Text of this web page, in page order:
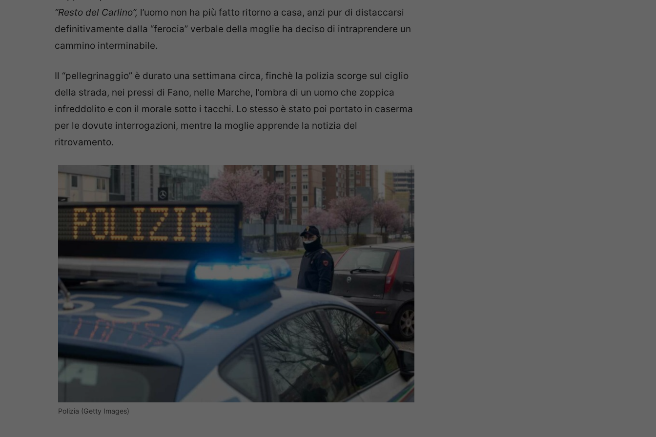
“Resto del Carlino”, l’uomo non ha più fatto ritorno a casa, anzi pur di distaccarsi
definitivamente dalla “ferocia” verbale della moglie ha deciso di intraprendere un
cammino interminabile.
Il “pellegrinaggio” è durato una settimana circa, finchè la polizia scorge sul ciglio
della strada, nei pressi di Fano, nelle Marche, l’ombra di un uomo che zoppica
infreddolito e con il morale sotto i tacchi. Lo stesso è stato poi portato in caserma
per le dovute interrogazioni, mentre la moglie apprende la notizia del
ritrovamento.
Polizia (Getty Images)